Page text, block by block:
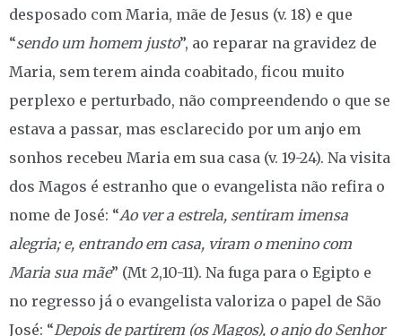
desposado com Maria, mãe de Jesus (v. 18) e que
“sendo um homem justo”, ao reparar na gravidez de
Maria, sem terem ainda coabitado, ficou muito
perplexo e perturbado, não compreendendo o que se
estava a passar, mas esclarecido por um anjo em
sonhos recebeu Maria em sua casa (v. 19-24). Na visita
dos Magos é estranho que o evangelista não refira o
nome de José: “Ao ver a estrela, sentiram imensa
alegria; e, entrando em casa, viram o menino com
Maria sua mãe” (Mt 2,10-11). Na fuga para o Egipto e
no regresso já o evangelista valoriza o papel de São
José: “Depois de partirem (os Magos), o anjo do Senhor